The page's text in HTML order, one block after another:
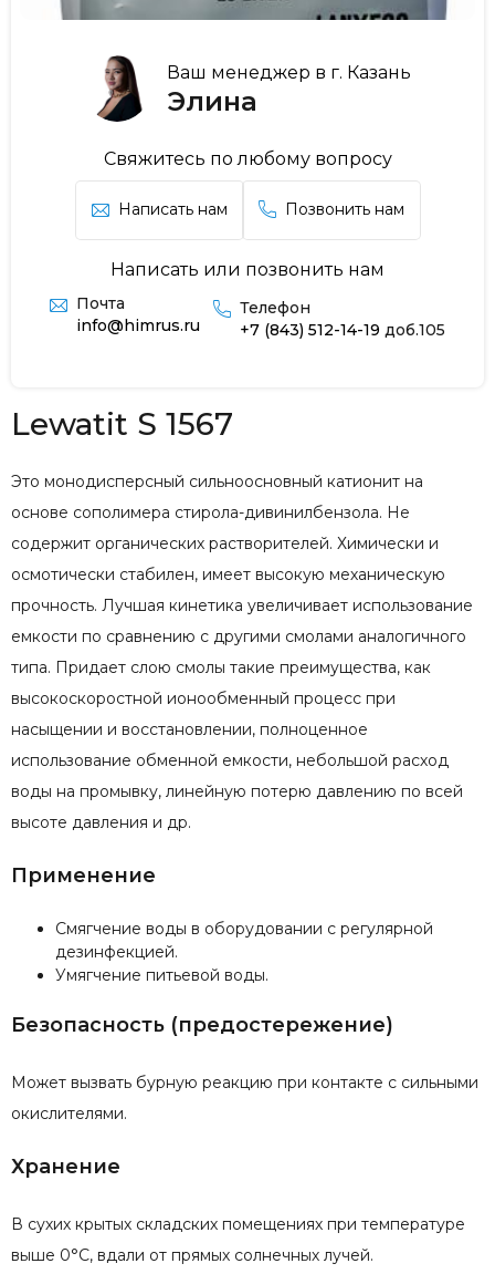
Ваш менеджер в г. Казань
Элина
Свяжитесь по любому вопросу
Написать нам Позвонить нам
Написать или позвонить нам
Почта
info@himrus.ru
Телефон
+7 (843) 512-14-19 доб.105
Lewatit S 1567
Это монодисперсный сильноосновный катионит на
основе сополимера стирола-дивинилбензола. Не
содержит органических растворителей. Химически и
осмотически стабилен, имеет высокую механическую
прочность. Лучшая кинетика увеличивает использование
емкости по сравнению с другими смолами аналогичного
типа. Придает слою смолы такие преимущества, как
высокоскоростной ионообменный процесс при
насыщении и восстановлении, полноценное
использование обменной емкости, небольшой расход
воды на промывку, линейную потерю давлению по всей
высоте давления и др.
Применение
Смягчение воды в оборудовании с регулярной
дезинфекцией.
Умягчение питьевой воды.
Безопасность (предостережение)
Может вызвать бурную реакцию при контакте с сильными
окислителями.
Хранение
В сухих крытых складских помещениях при температуре
выше 0°С, вдали от прямых солнечных лучей.